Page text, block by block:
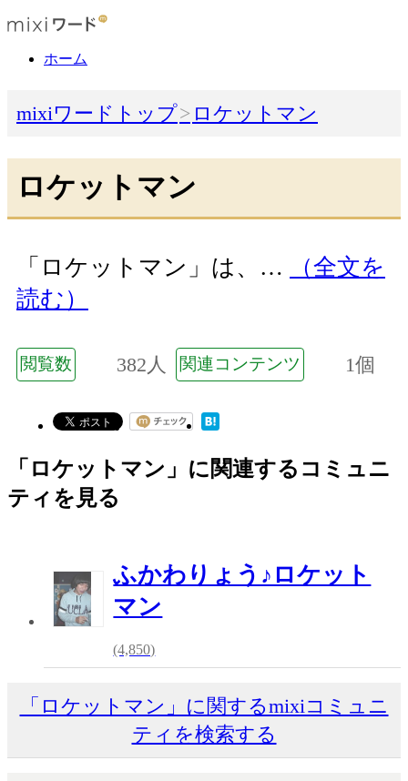
ホーム
mixiワードトップ ロケットマン
ロケットマン
「ロケットマン」は、…
（全文を
読む）
閲覧数 382人 関連コンテンツ 1個
「ロケットマン」に関連するコミュニ
ティを見る
ふかわりょう♪ロケット
マン
(4,850)
「ロケットマン」に関するmixiコミュニ
ティを検索する